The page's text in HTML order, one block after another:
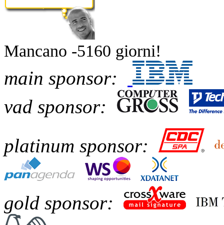
Mancano -5160 giorni!
main sponsor:
vad sponsor:
platinum sponsor:
gold sponsor: